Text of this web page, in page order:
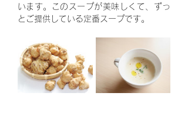
います。このスープが美味しくて、ずっ
とご提供している定番スープです。